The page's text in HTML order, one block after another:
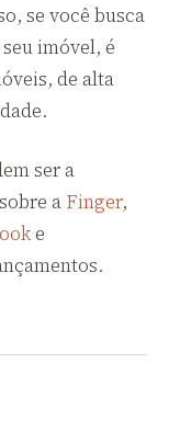
se você busca
imóvel, é
de alta
ser a
a Finger,
e